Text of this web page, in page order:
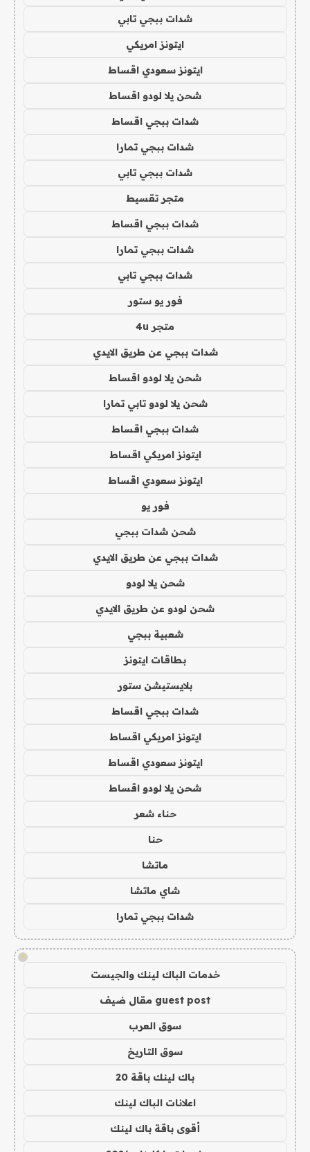
شدات ببجي تابي
ايتونز امريكي
ايتونز سعودي اقساط
شحن يلا لودو اقساط
شدات ببجي اقساط
شدات ببجي تمارا
شدات ببجي تابي
متجر تقسيط
شدات ببجي اقساط
شدات ببجي تمارا
شدات ببجي تابي
فور يو ستور
متجر 4u
شدات ببجي عن طريق الايدي
شحن يلا لودو اقساط
شحن يلا لودو تابي تمارا
شدات ببجي اقساط
ايتونز امريكي اقساط
ايتونز سعودي اقساط
فور يو
شحن شدات ببجي
شدات ببجي عن طريق الايدي
شحن يلا لودو
شحن لودو عن طريق الايدي
شعبية ببجي
بطاقات ايتونز
بلايستيشن ستور
شدات ببجي اقساط
ايتونز امريكي اقساط
ايتونز سعودي اقساط
شحن يلا لودو اقساط
حناء شعر
حنا
ماتشا
شاي ماتشا
شدات ببجي تمارا
!
خدمات الباك لينك والجيست
guest post مقال ضيف
سوق العرب
سوق التاريخ
باك لينك باقة 20
اعلانات الباك لينك
أقوى باقة باك لينك